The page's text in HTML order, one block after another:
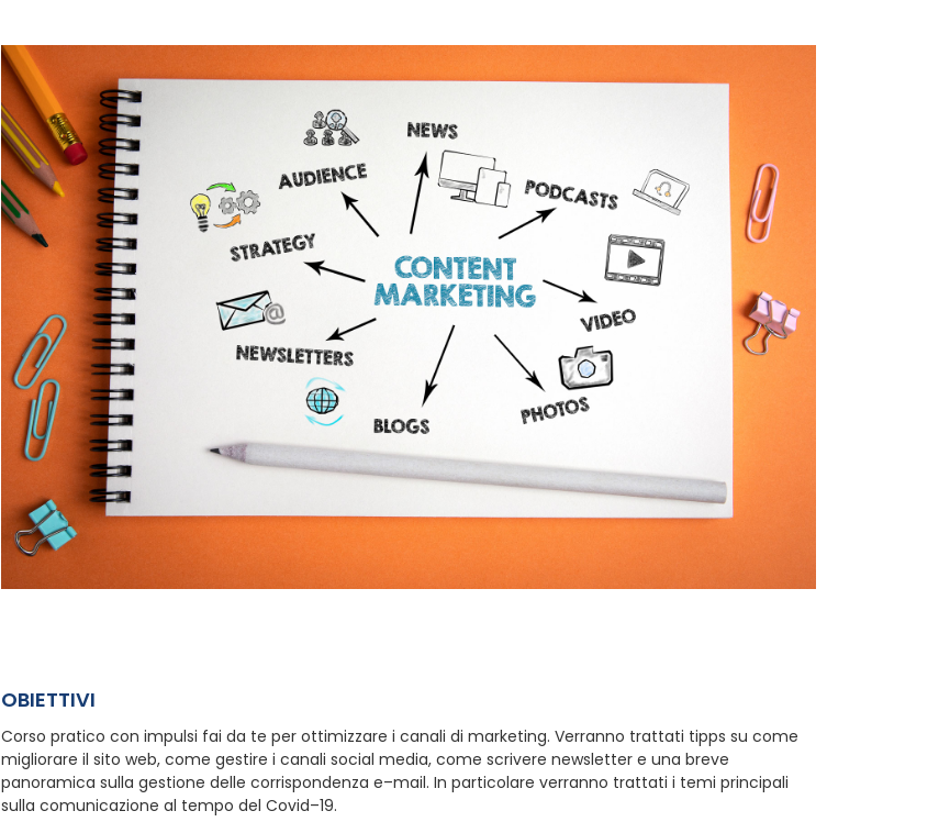
OBIETTIVI
Corso pratico con impulsi fai da te per ottimizzare i canali di marketing. Verranno trattati tipps su come
migliorare il sito web, come gestire i canali social media, come scrivere newsletter e una breve
panoramica sulla gestione delle corrispondenza e–mail. In particolare verranno trattati i temi principali
sulla comunicazione al tempo del Covid–19.